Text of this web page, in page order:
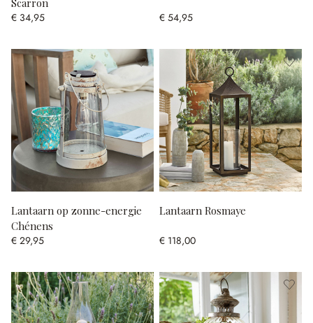
Scarron
€ 34,95
€ 54,95
Lantaarn op zonne-energie
Chénens
€ 29,95
Lantaarn Rosmaye
€ 118,00